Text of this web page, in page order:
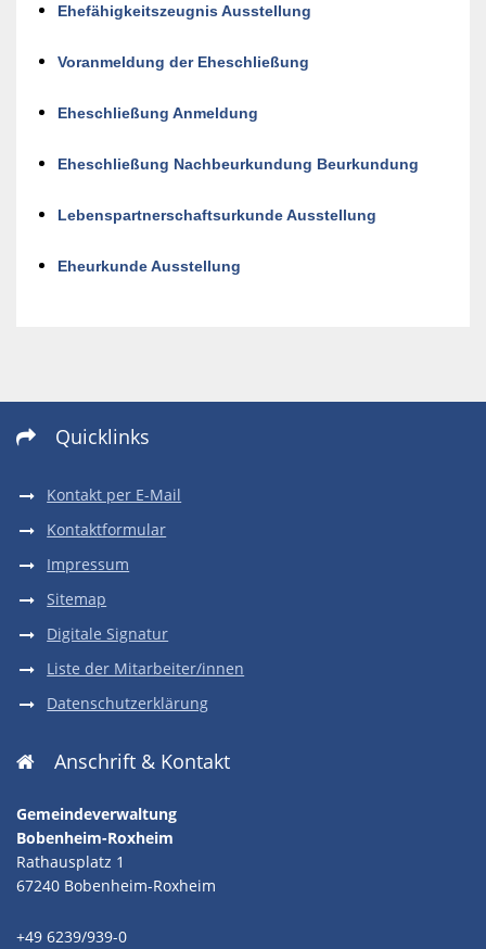
Ehefähigkeitszeugnis Ausstellung
Voranmeldung der Eheschließung
Eheschließung Anmeldung
Eheschließung Nachbeurkundung Beurkundung
Lebenspartnerschaftsurkunde Ausstellung
Eheurkunde Ausstellung
 Quicklinks
Kontakt per E-Mail
Kontaktformular
Impressum
Sitemap
Digitale Signatur
Liste der Mitarbeiter/innen
Datenschutzerklärung
 Anschrift & Kontakt
Gemeindeverwaltung
Bobenheim-Roxheim
Rathausplatz 1
67240 Bobenheim-Roxheim
+49 6239/939-0